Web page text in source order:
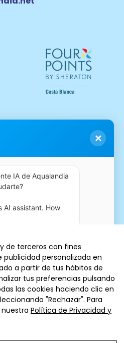
SA
✕
IA de Aqualandia
AI assistant. How
de terceros con fines
personalizada en
a partir de tus hábitos de
tus preferencias pulsando
las cookies haciendo clic en
"Rechazar". Para
Política de Privacidad y